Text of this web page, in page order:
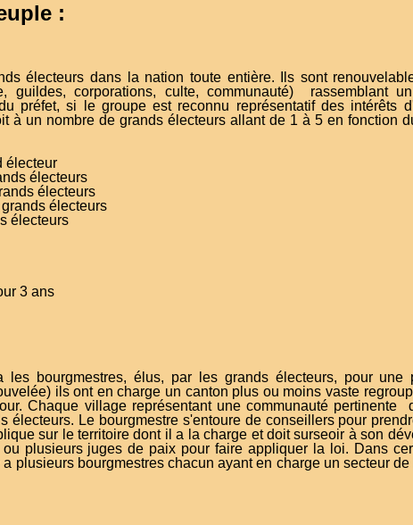
:
électeurs dans la nation toute entière. Ils sont
guildes, corporations, culte, communauté) rassemblant
préfet, si le groupe est reconnu représentatif des intérêts
à un nombre de grands électeurs allant de 1 à 5 en fonction
électeur
électeurs
électeurs
électeurs
électeurs
3 ans
bourgmestres, élus, par les grands électeurs, pour une
ils ont en charge un canton plus ou moins vaste
Chaque village représentant une communauté pertinente
électeurs. Le bourgmestre s'entoure de conseillers pour
sur le territoire dont il a la charge et doit surseoir à son
plusieurs juges de paix pour faire appliquer la loi. Dans
plusieurs bourgmestres chacun ayant en charge un secteur